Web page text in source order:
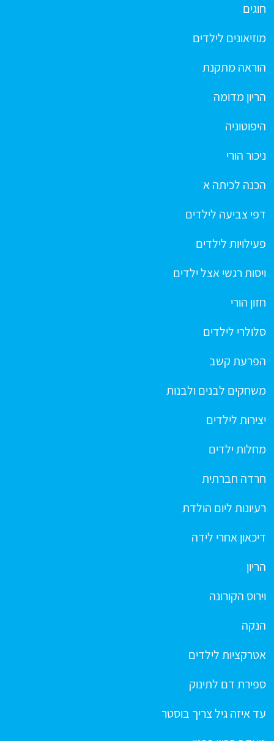
חוגים
מוזיאונים לילדים
הוראה מתקנת
הריון מדומה
היפוטוניה
ניכור הורי
הכנה לכיתה א
דפי צביעה לילדים
פעילויות לילדים
ויסות רגשי אצל ילדים
חזון הורי
סלולרי לילדים
הפרעת קשב
משחקים לבנים ולבנות
יצירות לילדים
מחלות ילדים
חרדה חברתית
רעיונות ליום הולדת
דיכאון אחרי לידה
הריון
וירוס הקורונה
הנקה
אטרקציות לילדים
ספירת דם לתינוק
עד איזה גיל צריך בוסטר